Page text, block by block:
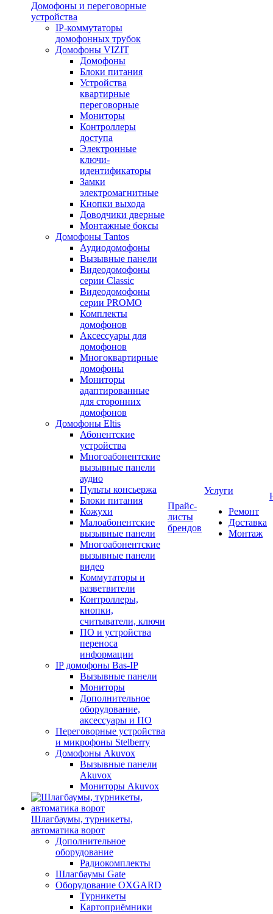
Домофоны и переговорные
устройства
IP-коммутаторы
домофонных трубок
Домофоны VIZIT
Домофоны
Блоки питания
Устройства
квартирные
переговорные
Мониторы
Контроллеры
доступа
Электронные
ключи-
идентификаторы
Замки
электромагнитные
Кнопки выхода
Доводчики дверные
Монтажные боксы
Домофоны Tantos
Аудиодомофоны
Вызывные панели
Видеодомофоны
серии Classic
Видеодомофоны
серии PROMO
Комплекты
домофонов
Аксессуары для
домофонов
Многоквартирные
домофоны
Мониторы
адаптированные
для сторонних
домофонов
Домофоны Eltis
Абонентские
устройства
Многоабонентские
вызывные панели
аудио
Пульты консьержа
Блоки питания
Кожухи
Малоабонентские
вызывные панели
Многоабонентские
вызывные панели
видео
Коммутаторы и
разветвители
Контроллеры,
кнопки,
считыватели, ключи
ПО и устройства
переноса
информации
IP домофоны Bas-IP
Вызывные панели
Мониторы
Дополнительное
оборудование,
аксессуары и ПО
Переговорные устройства
и микрофоны Stelberry
Домофоны Akuvox
Вызывные панели
Akuvox
Мониторы Akuvox
Шлагбаумы, турникеты,
автоматика ворот
Дополнительное
оборудование
Радиокомплекты
Шлагбаумы Gate
Оборудование OXGARD
Турникеты
Картоприёмники
Прайс-
листы
брендов
Услуги
Ремонт
Доставка
Монтаж